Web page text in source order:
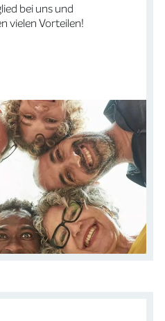
bei uns und
vielen Vorteilen!